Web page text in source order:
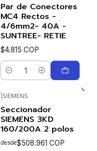
Par de Conectores
MC4 Rectos -
4/6mm2- 40A -
SUNTREE- RETIE
$4.815 COP
Cantidad
SIEMENS
Seccionador
SIEMENS 3KD
160/200A 2 polos
desde$508.961 COP